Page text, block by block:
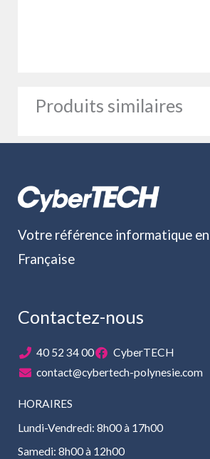
Produits similaires
Votre référence informatique
Française
Contactez-nous
40 52 34 00
CyberTECH
contact@cybertech-polynesie.com
HORAIRES
Lundi-Vendredi: 8h00 à 17h00
Samedi: 8h00 à 12h00